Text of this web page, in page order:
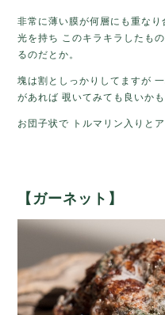
非常に薄い膜が何層にも重な
光を持ち このキラキラしたも
るのだとか。
塊は割としっかりしてますが
があれば 覗いてみても良いかも
お団子状で トルマリン入りと
【ガーネット】